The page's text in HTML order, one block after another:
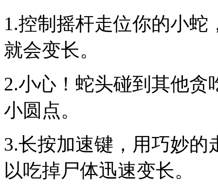
1.控制摇杆走位你的小
就会变长。
2.小心！蛇头碰到其他
小圆点。
3.长按加速键，用巧妙
以吃掉尸体迅速变长。